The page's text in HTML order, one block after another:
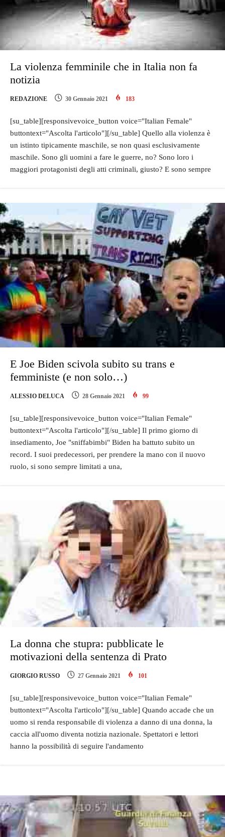
La violenza femminile che in Italia non fa
notizia
REDAZIONE 30 Gennaio 2021 183
[su_table][responsivevoice_button voice="Italian Female"
buttontext="Ascolta l'articolo"][/su_table] Quello alla violenza è
un istinto tipicamente maschile, se non quasi esclusivamente
maschile. Sono gli uomini a fare le guerre, no? Sono loro i
maggiori protagonisti degli atti criminali, giusto? E sono sempre
E Joe Biden scivola subito su trans e
femministe (e non solo…)
ALESSIO DELUCA 28 Gennaio 2021 99
[su_table][responsivevoice_button voice="Italian Female"
buttontext="Ascolta l'articolo"][/su_table] Il primo giorno di
insediamento, Joe "sniffabimbi" Biden ha battuto subito un
record. I suoi predecessori, per prendere la mano con il nuovo
ruolo, si sono sempre limitati a una,
La donna che stupra: pubblicate le
motivazioni della sentenza di Prato
GIORGIO RUSSO 27 Gennaio 2021 101
[su_table][responsivevoice_button voice="Italian Female"
buttontext="Ascolta l'articolo"][/su_table] Quando accade che un
uomo si renda responsabile di violenza a danno di una donna, la
caccia all'uomo diventa notizia nazionale. Spettatori e lettori
hanno la possibilità di seguire l'andamento